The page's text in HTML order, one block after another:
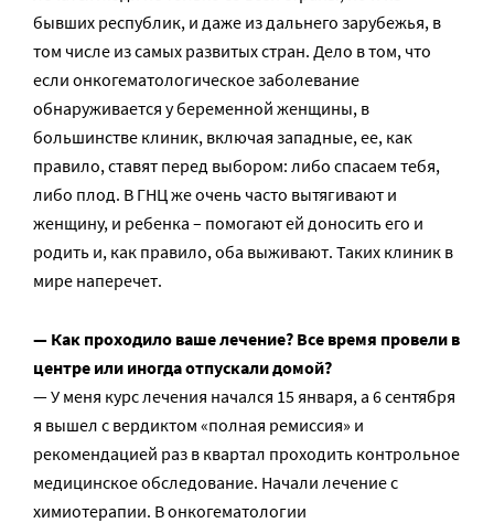
бывших республик, и даже из дальнего зарубежья, в
том числе из самых развитых стран. Дело в том, что
если онкогематологическое заболевание
обнаруживается у беременной женщины, в
большинстве клиник, включая западные, ее, как
правило, ставят перед выбором: либо спасаем тебя,
либо плод. В ГНЦ же очень часто вытягивают и
женщину, и ребенка – помогают ей доносить его и
родить и, как правило, оба выживают. Таких клиник в
мире наперечет.
— Как проходило ваше лечение? Все время провели в
центре или иногда отпускали домой?
— У меня курс лечения начался 15 января, а 6 сентября
я вышел с вердиктом «полная ремиссия» и
рекомендацией раз в квартал проходить контрольное
медицинское обследование. Начали лечение с
химиотерапии. В онкогематологии